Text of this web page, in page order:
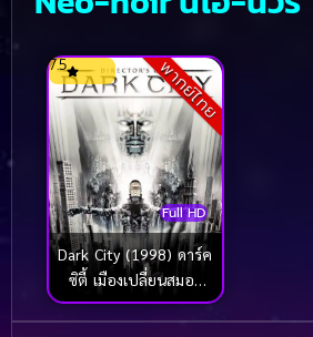
พากย์ไทย
Full HD
7.5
Dark City (1998) ดาร์ค
ซิตี้ เมืองเปลี่ยนสมอง
มนุษย์ผิดคน